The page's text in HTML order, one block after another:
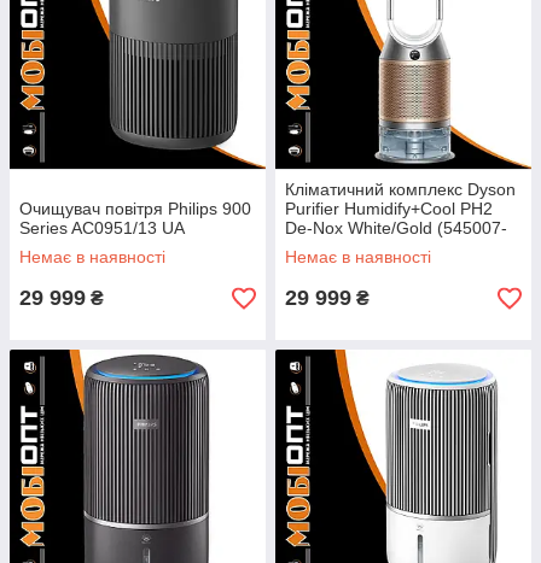
Очищувач повітря Philips 900
Series AC0951/13 UA
Немає в наявності
29 999 ₴
Кліматичний комплекс Dyson
Purifier Humidify+Cool PH2
De-Nox White/Gold (545007-
01) EU
Немає в наявності
29 999 ₴